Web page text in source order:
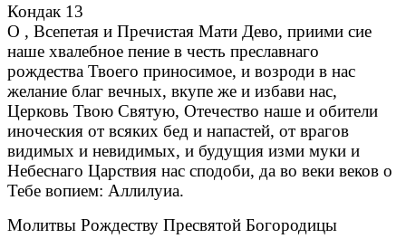
Кондак 13
О , Всепетая и Пречистая Мати Дево, приими сие
наше хвалебное пение в честь преславнаго
рождества Твоего приносимое, и возроди в нас
желание благ вечных, вкупе же и избави нас,
Церковь Твою Святую, Отечество наше и обители
иноческия от всяких бед и напастей, от врагов
видимых и невидимых, и будущия изми муки и
Небеснаго Царствия нас сподоби, да во веки веков о
Тебе вопием: Аллилуиа.
Молитвы Рождеству Пресвятой Богородицы